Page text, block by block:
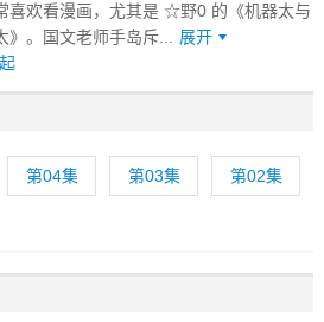
喜欢看漫画，尤其是 ☆野0 的《机器太与
》。国文老师手岛斥...
展开
第04集 第03集 第02集